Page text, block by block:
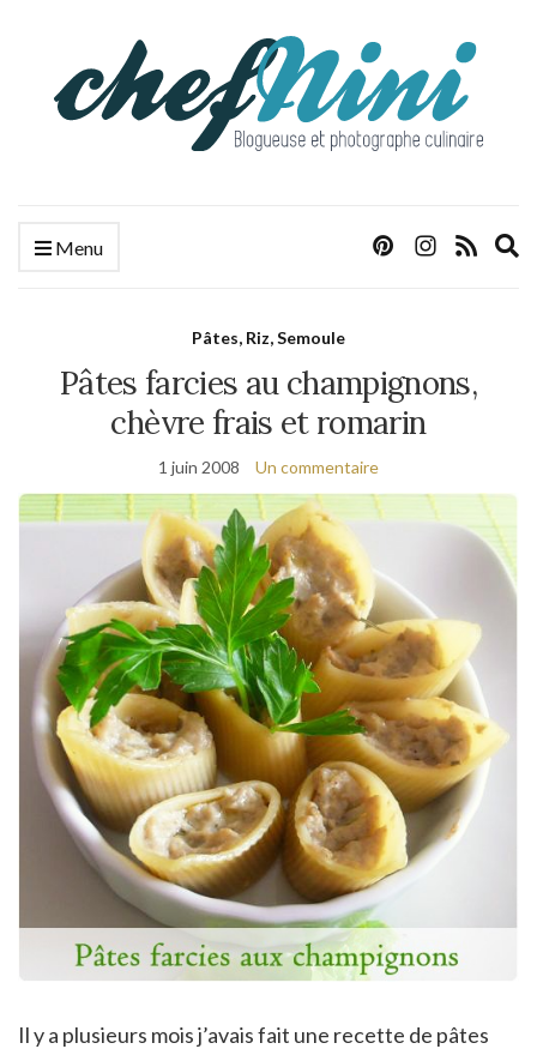
Menu
Pâtes, Riz, Semoule
Pâtes farcies au champignons,
chèvre frais et romarin
1 juin 2008 Un commentaire
Il y a plusieurs mois j’avais fait une recette de pâtes